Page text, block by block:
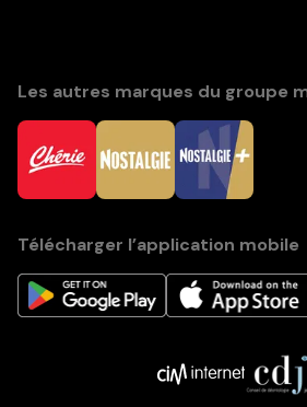
Les autres marques du groupe
Télécharger l’application mobile